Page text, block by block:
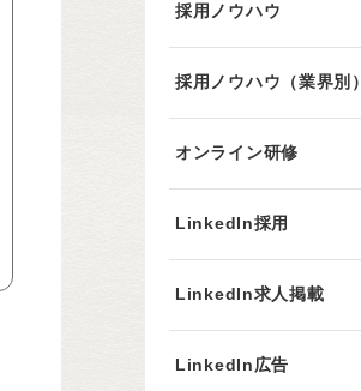
採用ノウハウ
採用ノウハウ（業界別）
オンライン研修
LinkedIn採用
LinkedIn求人掲載
LinkedIn広告